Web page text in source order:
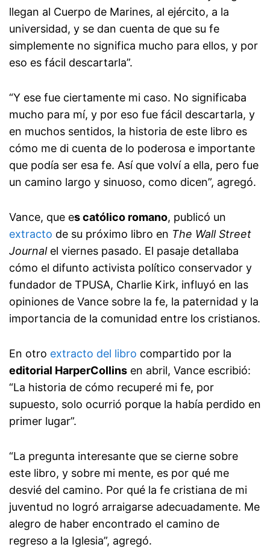
llegan al Cuerpo de Marines, al ejército, a la
universidad, y se dan cuenta de que su fe
simplemente no significa mucho para ellos, y por
eso es fácil descartarla”.
“Y ese fue ciertamente mi caso. No significaba
mucho para mí, y por eso fue fácil descartarla, y
en muchos sentidos, la historia de este libro es
cómo me di cuenta de lo poderosa e importante
que podía ser esa fe. Así que volví a ella, pero fue
un camino largo y sinuoso, como dicen”, agregó.
Vance, que es católico romano, publicó un
extracto de su próximo libro en The Wall Street
Journalel viernes pasado. El pasaje detallaba
cómo el difunto activista político conservador y
fundador de TPUSA, Charlie Kirk, influyó en las
opiniones de Vance sobre la fe, la paternidad y la
importancia de la comunidad entre los cristianos.
En otro extracto del libro compartido por la
editorial HarperCollins en abril, Vance escribió:
“La historia de cómo recuperé mi fe, por
supuesto, solo ocurrió porque la había perdido en
primer lugar”.
“La pregunta interesante que se cierne sobre
este libro, y sobre mi mente, es por qué me
desvié del camino. Por qué la fe cristiana de mi
juventud no logró arraigarse adecuadamente. Me
alegro de haber encontrado el camino de
regreso a la Iglesia”, agregó.